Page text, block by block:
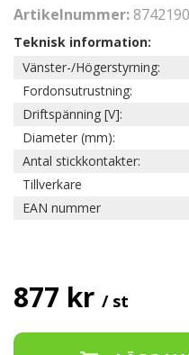
Artikelnummer:
Teknisk information:
Vänster-/Högerstyrning:
Fordonsutrustning:
Driftspänning [V]:
Diameter (mm):
Antal stickkontakter:
Tillverkare
EAN nummer
877 kr / st